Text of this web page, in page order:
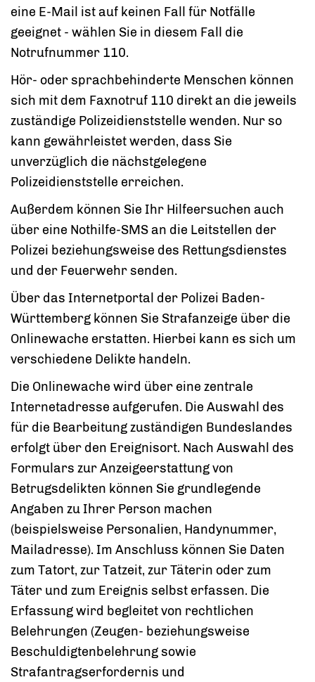
eine E-Mail ist auf keinen Fall für Notfälle
geeignet - wählen Sie in diesem Fall die
Notrufnummer 110.
Hör- oder sprachbehinderte Menschen können
sich mit dem Faxnotruf 110 direkt an die jeweils
zuständige Polizeidienststelle wenden. Nur so
kann gewährleistet werden, dass Sie
unverzüglich die nächstgelegene
Polizeidienststelle erreichen.
Außerdem können Sie Ihr Hilfeersuchen auch
über eine Nothilfe-SMS an die Leitstellen der
Polizei beziehungsweise des Rettungsdienstes
und der Feuerwehr senden.
Über das Internetportal der Polizei Baden-
Württemberg können Sie Strafanzeige über die
Onlinewache erstatten. Hierbei kann es sich um
verschiedene Delikte handeln.
Die Onlinewache wird über eine zentrale
Internetadresse aufgerufen. Die Auswahl des
für die Bearbeitung zuständigen Bundeslandes
erfolgt über den Ereignisort. Nach Auswahl des
Formulars zur Anzeigeerstattung von
Betrugsdelikten können Sie grundlegende
Angaben zu Ihrer Person machen
(beispielsweise Personalien, Handynummer,
Mailadresse). Im Anschluss können Sie Daten
zum Tatort, zur Tatzeit, zur Täterin oder zum
Täter und zum Ereignis selbst erfassen. Die
Erfassung wird begleitet von rechtlichen
Belehrungen (Zeugen- beziehungsweise
Beschuldigtenbelehrung sowie
Strafantragserfordernis und